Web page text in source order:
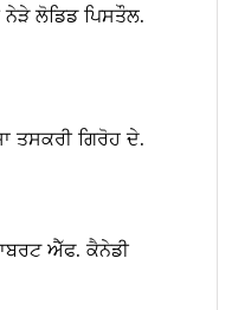
ਲੋਡਿਡ ਪਿਸਤੌਲ.
ਤਸਕਰੀ ਗਿਰੋਹ ਦੇ.
ਐੱਫ. ਕੈਨੇਡੀ